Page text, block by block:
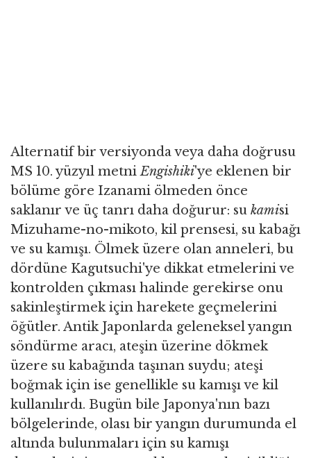
Alternatif bir versiyonda veya daha doğrusu
MS 10. yüzyıl metniEngishiki'ye eklenen bir
bölüme göre Izanami ölmeden önce
saklanır ve üç tanrı daha doğurur: su kamisi
Mizuhame-no-mikoto, kil prensesi, su kabağı
ve su kamışı. Ölmek üzere olan anneleri, bu
dördüne Kagutsuchi'ye dikkat etmelerini ve
kontrolden çıkması halinde gerekirse onu
sakinleştirmek için harekete geçmelerini
öğütler. Antik Japonlarda geleneksel yangın
söndürme aracı, ateşin üzerine dökmek
üzere su kabağında taşınan suydu; ateşi
boğmak için ise genellikle su kamışı ve kil
kullanılırdı. Bugün bile Japonya'nın bazı
bölgelerinde, olası bir yangın durumunda el
altında bulunmaları için su kamışı